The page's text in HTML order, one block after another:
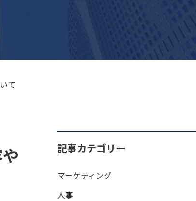
て
記事カテゴリー
マーケティング
人事